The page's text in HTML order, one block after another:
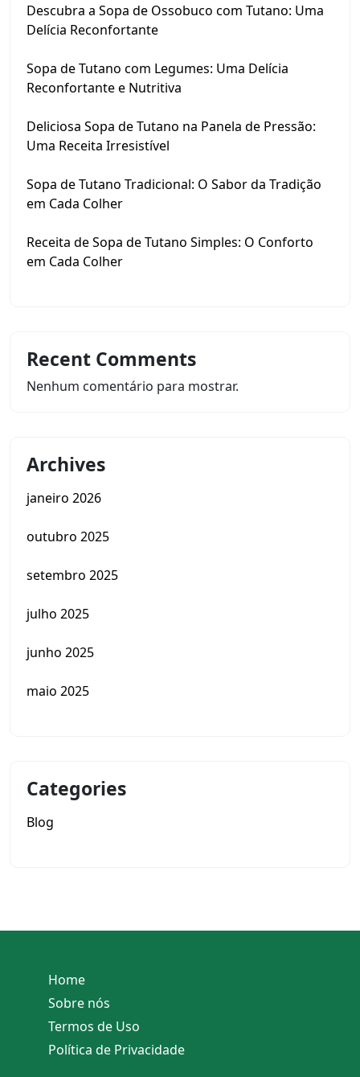
Descubra a Sopa de Ossobuco com Tutano: Uma
Delícia Reconfortante
Sopa de Tutano com Legumes: Uma Delícia
Reconfortante e Nutritiva
Deliciosa Sopa de Tutano na Panela de Pressão:
Uma Receita Irresistível
Sopa de Tutano Tradicional: O Sabor da Tradição
em Cada Colher
Receita de Sopa de Tutano Simples: O Conforto
em Cada Colher
Recent Comments
Nenhum comentário para mostrar.
Archives
janeiro 2026
outubro 2025
setembro 2025
julho 2025
junho 2025
maio 2025
Categories
Blog
Home
Sobre nós
Termos de Uso
Política de Privacidade